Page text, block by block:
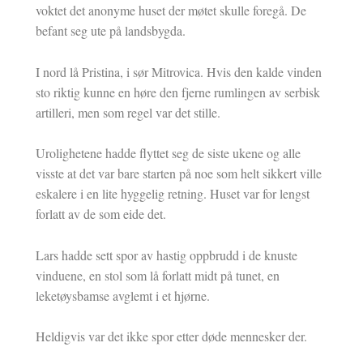
voktet det anonyme huset der møtet skulle foregå. De
befant seg ute på landsbygda.
I nord lå Pristina, i sør Mitrovica. Hvis den kalde vinden
sto riktig kunne en høre den fjerne rumlingen av serbisk
artilleri, men som regel var det stille.
Urolighetene hadde flyttet seg de siste ukene og alle
visste at det var bare starten på noe som helt sikkert ville
eskalere i en lite hyggelig retning. Huset var for lengst
forlatt av de som eide det.
Lars hadde sett spor av hastig oppbrudd i de knuste
vinduene, en stol som lå forlatt midt på tunet, en
leketøysbamse avglemt i et hjørne.
Heldigvis var det ikke spor etter døde mennesker der.